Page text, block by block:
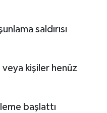
saldırısı
veya kişiler henüz
başlattı